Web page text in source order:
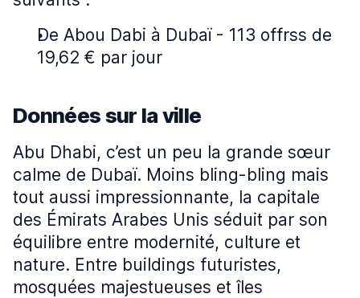
De Abou Dabi à Dubaï - 113 offrss de
19,62 € par jour
Données sur la ville
Abu Dhabi, c’est un peu la grande sœur
calme de Dubaï. Moins bling-bling mais
tout aussi impressionnante, la capitale
des Émirats Arabes Unis séduit par son
équilibre entre modernité, culture et
nature. Entre buildings futuristes,
mosquées majestueuses et îles